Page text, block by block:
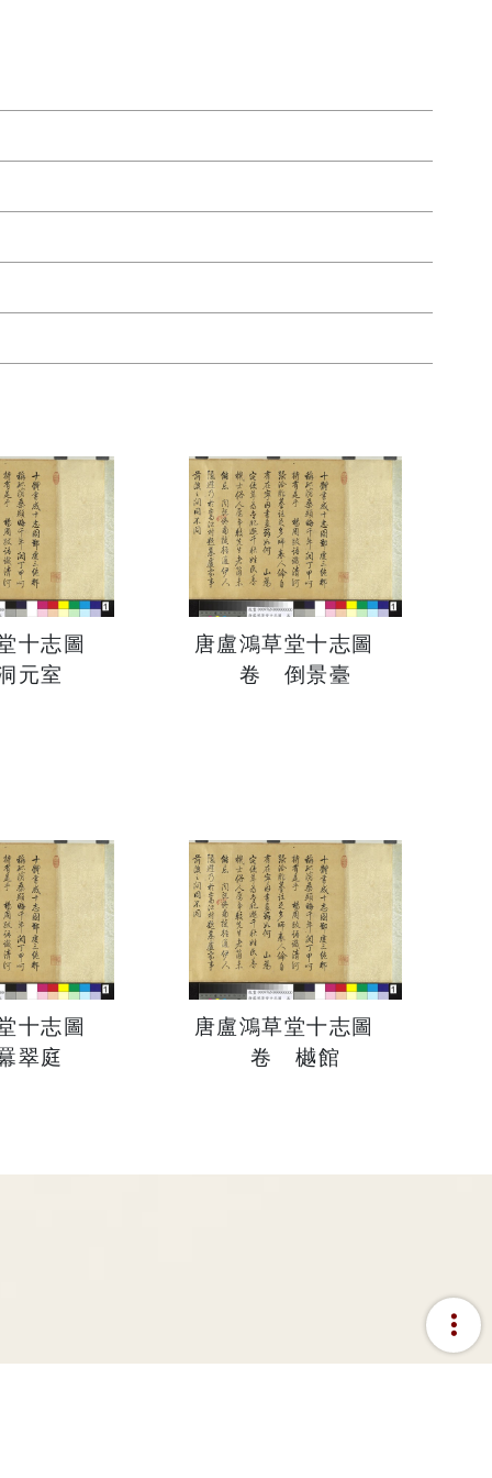
十志圖
元室
唐盧鴻草堂十志圖
卷 倒景臺
十志圖
翠庭
唐盧鴻草堂十志圖
卷 樾館
more_vert